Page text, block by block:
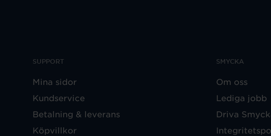
SUPPORT
Mina sidor
Kundservice
Betalning & leverans
Köpvillkor
SMYCKA
Om oss
Lediga jobb
Driva